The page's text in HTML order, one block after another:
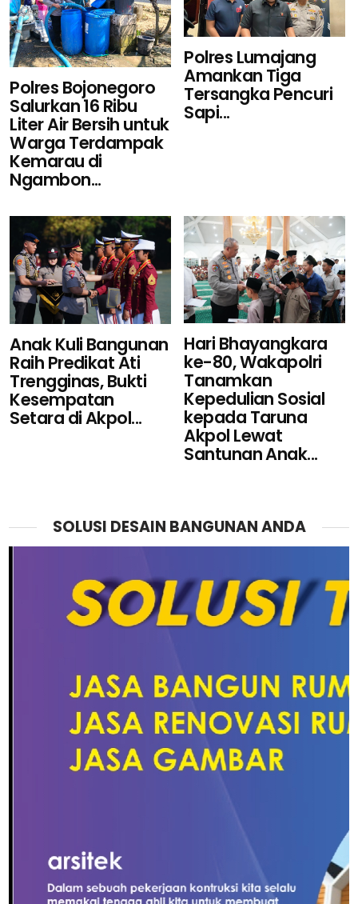
Polres Bojonegoro
Salurkan 16 Ribu
Liter Air Bersih untuk
Warga Terdampak
Kemarau di
Ngambon...
Polres Lumajang
Amankan Tiga
Tersangka Pencuri
Sapi...
Anak Kuli Bangunan
Raih Predikat Ati
Trengginas, Bukti
Kesempatan
Setara di Akpol...
Hari Bhayangkara
ke-80, Wakapolri
Tanamkan
Kepedulian Sosial
kepada Taruna
Akpol Lewat
Santunan Anak...
SOLUSI DESAIN BANGUNAN ANDA